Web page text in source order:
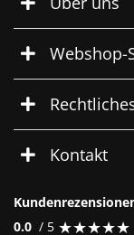
Webshop-
Kontakt
0.0 / 5 ★★★★★
★★★★★